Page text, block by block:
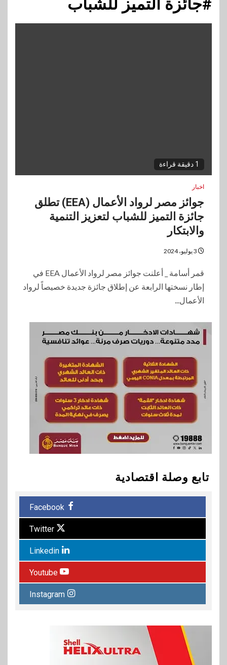
#جائزة التميز للشباب
1 دقيقة قراءة
اخبار
جوائز مصر لرواد الأعمال (EEA) تطلق
جائزة التميز للشباب لتعزيز التنمية
والابتكار
قمر أسامة _ أعلنت جوائز مصر لرواد الأعمال EEA في
إطار نسختها الرابعة عن إطلاق جائزة جديدة خصيصاً لرواد
الأعمال...
تابع وصلة اقتصادية
Facebook
Twitter
Linkedin
Youtube
Instagram